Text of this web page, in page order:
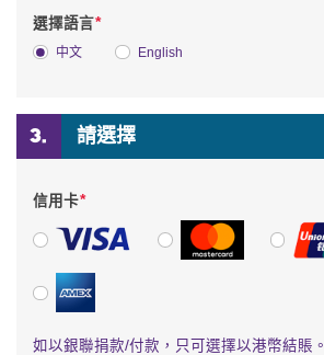
選擇語言*
中文 English
請選擇
信用卡*
萬事達卡
如以銀聯捐款/付款，只可選擇以港幣結賬。